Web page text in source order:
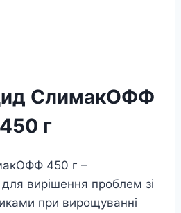
СлимакОФФ
450 г
450 г –
вирішення проблем зі
при вирощуванні